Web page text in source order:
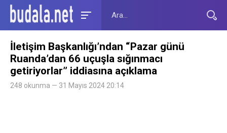
İletişim Başkanlığı’ndan “Pazar günü
Ruanda’dan 66 uçuşla sığınmacı
getiriyorlar” iddiasına açıklama
248 okunma — 31 Mayıs 2024 20:14